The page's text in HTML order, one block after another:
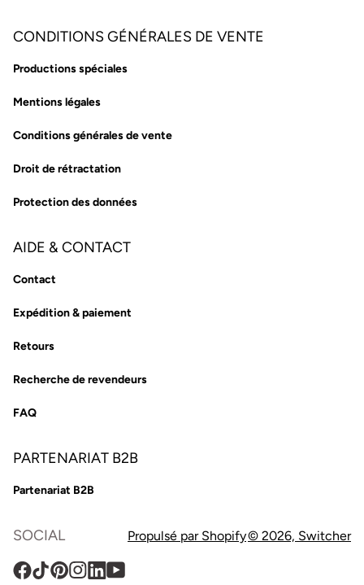
CONDITIONS GÉNÉRALES DE VENTE
Productions spéciales
Mentions légales
Conditions générales de vente
Droit de rétractation
Protection des données
AIDE & CONTACT
Contact
Expédition & paiement
Retours
Recherche de revendeurs
FAQ
PARTENARIAT B2B
Partenariat B2B
SOCIAL
Facebook
TikTokPinterest
Instagram
Translation
YouTube
Propulsé par Shopify© 2026, Switcher